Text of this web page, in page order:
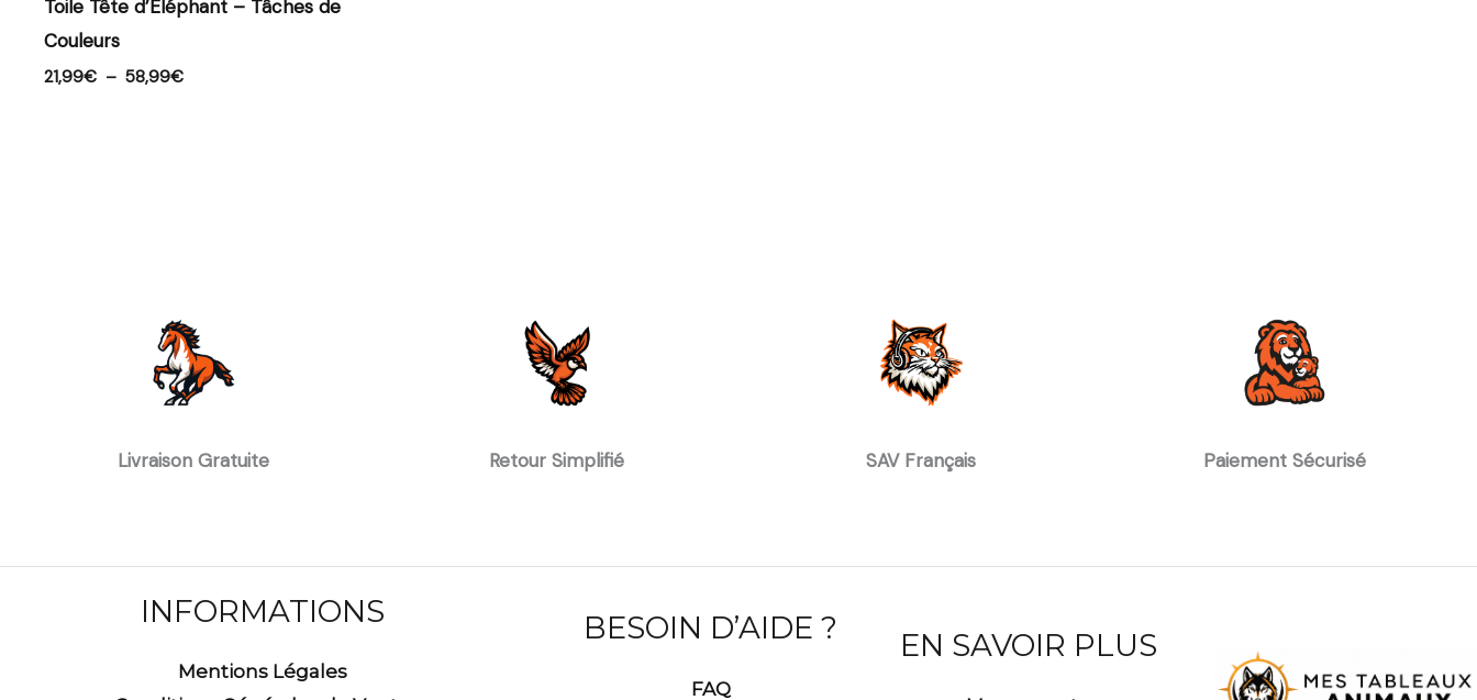
Toile Tête d’Éléphant – Tâches de
Couleurs
21,99€ – 58,99€
Livraison Gratuite Retour Simplifié SAV Français Paiement Sécurisé
INFORMATIONS
Mentions Légales
BESOIN D’AIDE ?
FAQ
EN SAVOIR PLUS